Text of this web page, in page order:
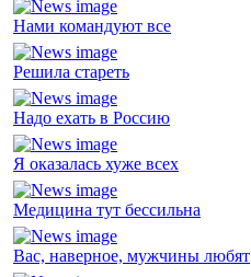
Нами командуют все
Решила стареть
Надо ехать в Россию
Я оказалась хуже всех
Медицина тут бессильна
Вас, наверное, мужчины любят